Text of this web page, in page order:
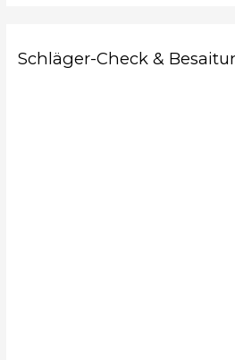
Schläger-Check &